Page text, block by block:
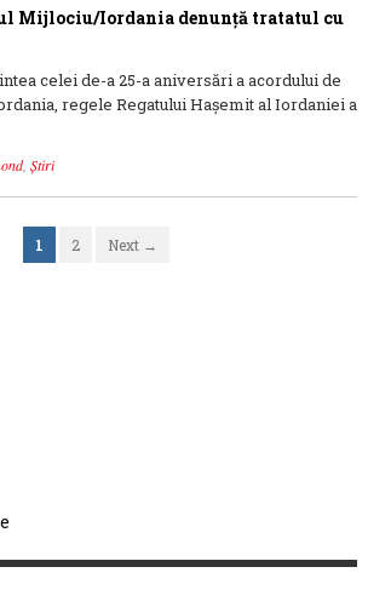
Mijlociu/Iordania denunță tratatul cu
celei de-a 25-a aniversări a acordului de
regele Regatului Hașemit al Iordaniei a
, Știri
1 2 Next →